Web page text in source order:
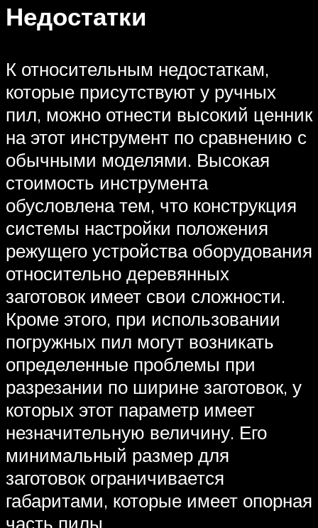
Недостатки
К относительным недостаткам,
которые присутствуют у ручных
пил, можно отнести высокий ценник
на этот инструмент по сравнению с
обычными моделями. Высокая
стоимость инструмента
обусловлена тем, что конструкция
системы настройки положения
режущего устройства оборудования
относительно деревянных
заготовок имеет свои сложности.
Кроме этого, при использовании
погружных пил могут возникать
определенные проблемы при
разрезании по ширине заготовок, у
которых этот параметр имеет
незначительную величину. Его
минимальный размер для
заготовок ограничивается
габаритами, которые имеет опорная
часть пилы.